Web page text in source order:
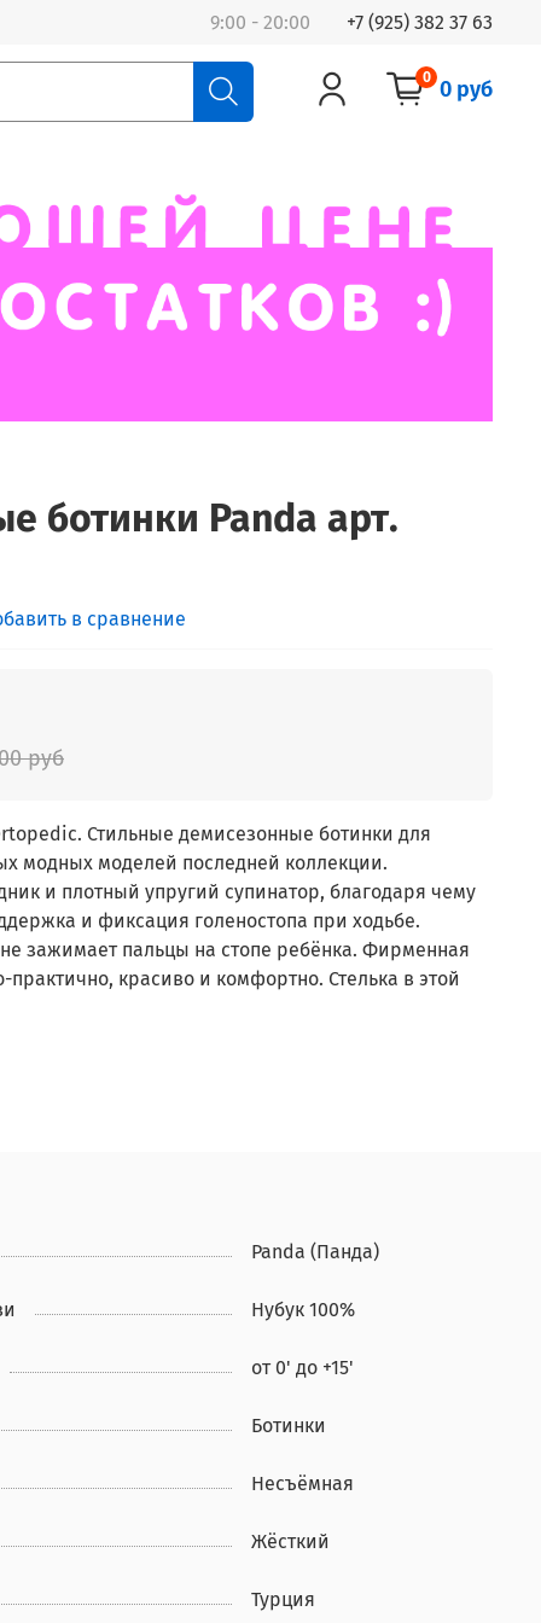
9:00 - 20:00 +7 (925) 382 37 63
0 0 руб
ботинки Panda арт.
в сравнение
руб
Стильные демисезонные ботинки для
модных моделей последней коллекции.
и плотный упругий супинатор, благодаря чему
и фиксация голеностопа при ходьбе.
зажимает пальцы на стопе ребёнка. Фирменная
практично, красиво и комфортно. Стелька в этой
Panda (Панда)
Нубук 100%
от 0' до +15'
Ботинки
Несъёмная
Жёсткий
Турция